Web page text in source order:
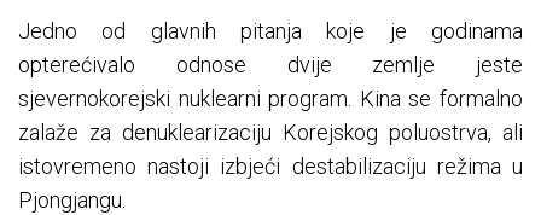
Jedno od glavnih pitanja koje je godinama
opterećivalo odnose dvije zemlje jeste
sjevernokorejski nuklearni program. Kina se formalno
zalaže za denuklearizaciju Korejskog poluostrva, ali
istovremeno nastoji izbjeći destabilizaciju režima u
Pjongjangu.